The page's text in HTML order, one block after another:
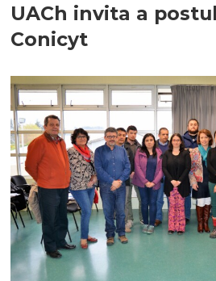
UACh invita a
Conicyt